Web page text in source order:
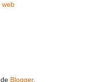
web
Blogger.